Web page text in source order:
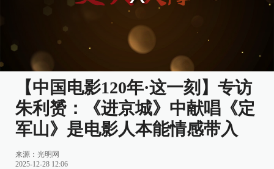
【中国电影120年·这一刻】专访
朱利赟：《进京城》中献唱《定
军山》是电影人本能情感带入
来源： 光明网
2025-12-28 12:06